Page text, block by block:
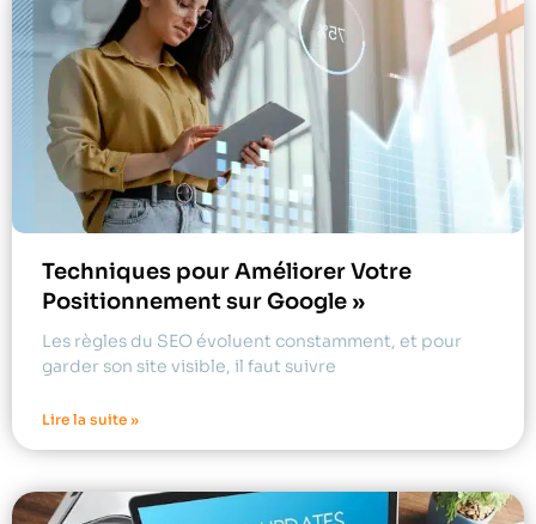
Techniques pour Améliorer Votre
Positionnement sur Google »
Les règles du SEO évoluent constamment, et pour
garder son site visible, il faut suivre
Lire la suite »